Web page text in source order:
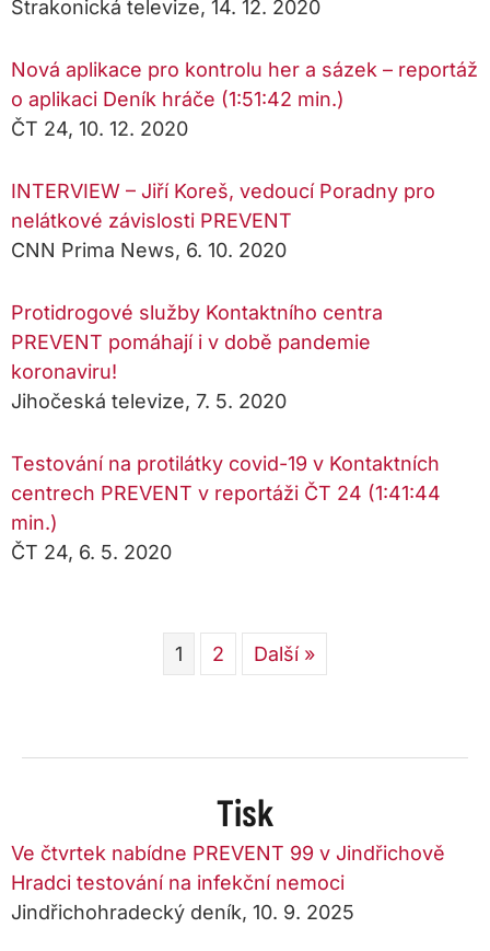
Strakonická televize, 14. 12. 2020
Nová aplikace pro kontrolu her a sázek – reportáž
o aplikaci Deník hráče (1:51:42 min.)
ČT 24, 10. 12. 2020
INTERVIEW – Jiří Koreš, vedoucí Poradny pro
nelátkové závislosti PREVENT
CNN Prima News, 6. 10. 2020
Protidrogové služby Kontaktního centra
PREVENT pomáhají i v době pandemie
koronaviru!
Jihočeská televize, 7. 5. 2020
Testování na protilátky covid-19 v Kontaktních
centrech PREVENT v reportáži ČT 24 (1:41:44
min.)
ČT 24, 6. 5. 2020
1 2 Další »
Tisk
Ve čtvrtek nabídne PREVENT 99 v Jindřichově
Hradci testování na infekční nemoci
Jindřichohradecký deník, 10. 9. 2025